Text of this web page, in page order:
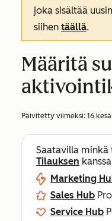
joka sisältää
siihen täällä.
Määritä
Päivitetty viimeksi: 16
Saatavilla minkä
Tilauksen
Marketing
Sales Hub
Service Hub